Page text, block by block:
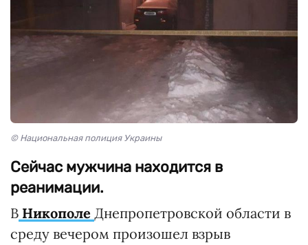
© Национальная полиция Украины
Сейчас мужчина находится в
реанимации.
В Никополе Днепропетровской области в
среду вечером произошел взрыв